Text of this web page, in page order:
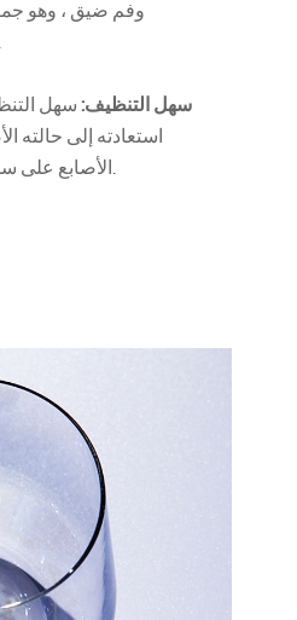
وفم ضيق ، وهو
الويسكي أو
سهل التنظيف: سهل
استعادته إلى
الأصابع على سطح الكأس بعد الاستخدام طويل الأجل.